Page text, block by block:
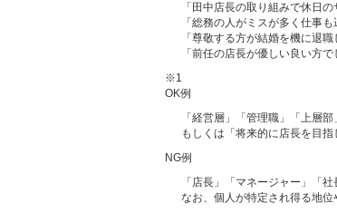
「田中店長の取り組みで休日
「総務の人がミスが多く仕事も
「尊敬する方が結婚を機に退
「前任の店長が優しい良い方
※1
OK例
「経営層」「管理職」「上層
もしくは「将来的に店長を目
NG例
「店長」「マネージャー」「
なお、個人が特定され得る地